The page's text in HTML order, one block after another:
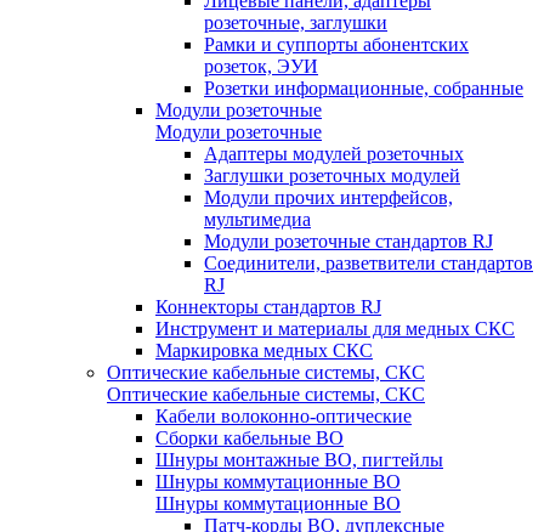
розеточные, заглушки
Рамки и суппорты абонентских
розеток, ЭУИ
Розетки информационные, собранные
Модули розеточные
Модули розеточные
Адаптеры модулей розеточных
Заглушки розеточных модулей
Модули прочих интерфейсов,
мультимедиа
Модули розеточные стандартов RJ
Соединители, разветвители стандартов
RJ
Коннекторы стандартов RJ
Инструмент и материалы для медных СКС
Маркировка медных СКС
Оптические кабельные системы, СКС
Оптические кабельные системы, СКС
Кабели волоконно-оптические
Сборки кабельные ВО
Шнуры монтажные ВО, пигтейлы
Шнуры коммутационные ВО
Шнуры коммутационные ВО
Патч-корды ВО, дуплексные